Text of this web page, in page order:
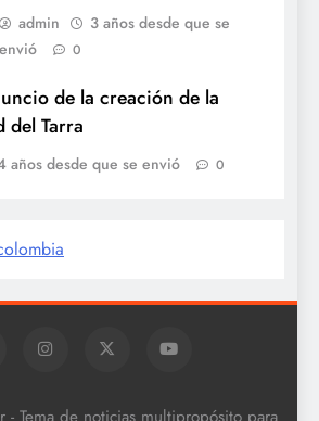
admin
3 años desde que se
envió
0
de la creación de la
del Tarra
años desde que se envió 0